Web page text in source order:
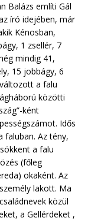
Balázs említi Gál
író idejében, már
Kénosban,
1 zsellér, 7
mindig 41,
15 jobbágy, 6
a falu
közötti
ként
Idős
faluban. Az tény,
a falu
(főleg
okaként. Az
lakott. Ma
közül
a Gellérdeket ,